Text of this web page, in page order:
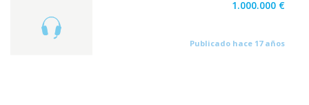
1.000.000 €
Publicado hace 17 años